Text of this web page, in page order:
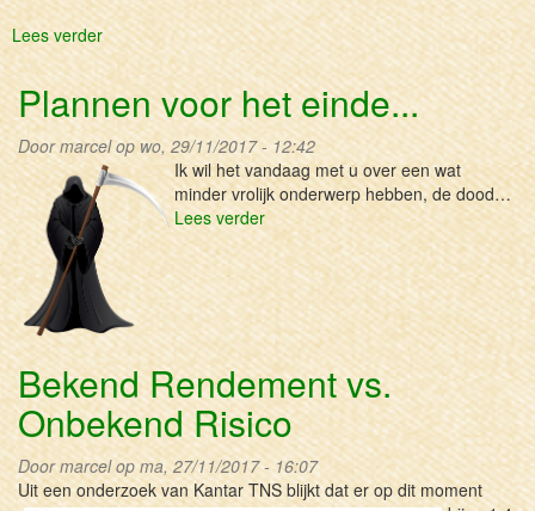
Lees verderover
De
onderliggende
waarde
van
bitcoin
Plannen voor het einde...
Doormarcelop wo, 29/11/2017 - 12:42
Ik wil het vandaag met u over een wat
minder vrolijk onderwerp hebben, de dood…
Lees verderover
Plannen
voor
het
einde...
Bekend Rendement vs.
Onbekend Risico
Doormarcelop ma, 27/11/2017 - 16:07
Uit een onderzoek van Kantar TNS blijkt dat er op dit moment